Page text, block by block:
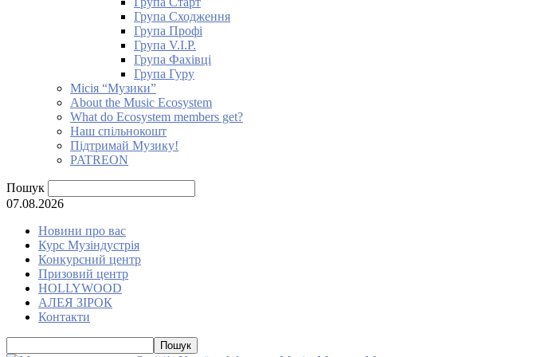
Група Сходження
Група Профі
Група V.I.P.
Група Фахівці
Група Гуру
Місія “Музики”
About the Music Ecosystem
What do Ecosystem members get?
Наш спільнокошт
Підтримай Музику!
PATREON
Пошук
07.08.2026
Новини про вас
Курс Музіндустрія
Конкурсний центр
Призовий центр
HOLLYWOOD
АЛЕЯ ЗІРОК
Контакти